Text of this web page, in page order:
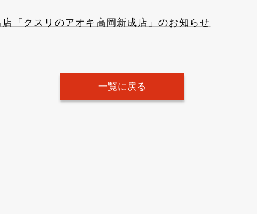
「クスリのアオキ高岡新成店」のお知らせ
一覧に戻る